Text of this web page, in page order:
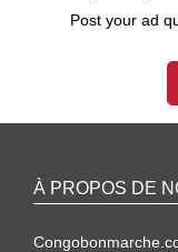
Post your ad
À PROPOS DE